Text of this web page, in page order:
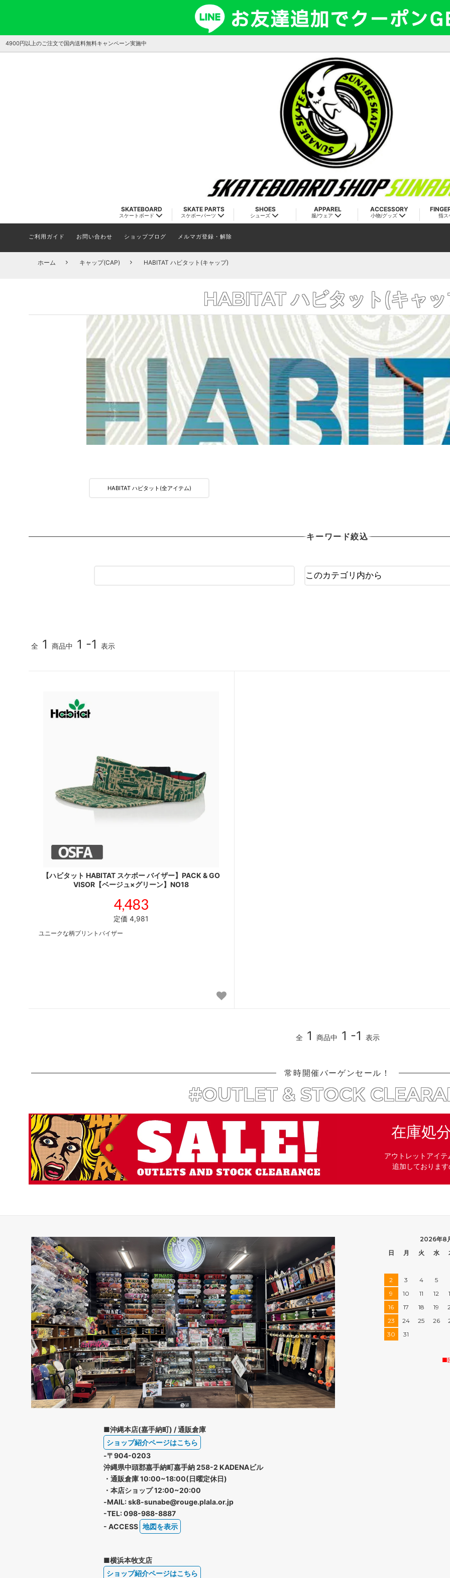
4900円以上のご注文で国内送料無料キャンペーン実施中
SKATEBOARD
スケートボード
COMPLETE SKATEBOARD
DECK
デッキ ブランド別一覧
BLANK
格安無地デッキ
KIDS DECK
キッズサイズ デッキ
SKATE PARTS
スケボーパーツ
TRUCK
ハードウェア(ボルト)
GRIP TAPE
デッキテープ
BUSHINGS
ブッシュ/クッシュゴム
RISER PAD
ライザーパッド
SKATEBOARD WAX
カーブ ワックス
BOARD ACCESSORIES
デッキ アクセサリー
SPARE & OTHER
スペア その他
PROTECTOR
プロテクター
SHOES
シューズ
APPAREL
服/ウェア
T-SHIRTS
アウター/ジャケット
BOTTOMS
ボトム/パンツ
CAP & HATS
キャップ/帽子
BEANIES
ニットキャップ/ビーニー
BAG & BACKPACK
バッグ/バックパック
KIDS ITEM
キッズアイテム一覧
WOMENS ITEM
レディースアイテム一覧
ACCESSORY
小物/グッズ
BANNER FLAG
バナー/フラッグ
AIR FRESHENER
芳香剤
MASK
マスク
BELT
ベルト
WALET
財布/ウォレット
SOCKS
ソックス/靴下
GLOVE
手袋
WATCH
時計
UNDERWEAR
アンダーウェア/下着
OTHER GOODS
その他グッズ
指ス
FLICK TRIX
フィンガーバイク
FILA フィラ(全アイテム) APRIL エイプリル（全アイテム） LAST RESORT ラストリゾート(全
DICKIES ディッキーズ(全アイテム)
TROPIC BEST INCENSE トロピック ベスト(全アイ
テム)
DOOM SAYERS ドゥームセイヤーズ(
何を買えばいい？子ども用スケボーの選び方とおす
すめセット
おすすめデッキ診断
ご利用ガイド お問い合わせ ショップブログ メルマガ登録・解除
ホーム キャップ(CAP) HABITAT ハビタット(キャップ)
HABITAT ハビタット(キャ
HABITAT ハビタット(全アイテム)
キーワード絞込
全 1 商品中 1 -1 表示
【ハビタット HABITAT スケボー バイザー】PACK & GO
VISOR【ベージュ×グリーン】NO18
4,483
定価 4,981
ユニークな柄プリントバイザー
全 1 商品中 1 -1 表示
常時開催バーゲンセール！
#OUTLET & STOCK
在庫処
アウトレットアイ
追加しておりま
■沖縄本店(嘉手納町) / 通販倉庫
ショップ紹介ページはこちら
-〒904-0203
沖縄県中頭郡嘉手納町嘉手納 258-2 KADENAビル
・通販倉庫 10:00~18:00(日曜定休日)
・本店ショップ 12:00~20:00
-MAIL: sk8-sunabe@rouge.plala.or.jp
-TEL: 098-988-8887
- ACCESS 地図を表示
■横浜本牧支店
ショップ紹介ページはこちら
2026年8
日
月 火 水
2 3 4 5
9
10 11 12
16
17 18 19
23
24 25 26
30
31
■